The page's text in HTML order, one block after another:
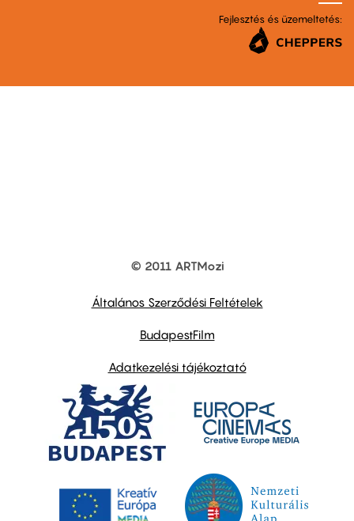
Fejlesztés és üzemeltetés:
© 2011 ARTMozi
Általános Szerződési Feltételek
BudapestFilm
Adatkezelési tájékoztató